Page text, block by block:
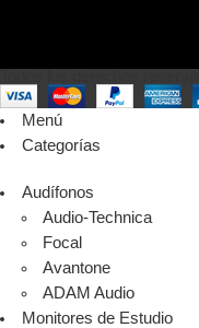
Menú
Categorías
Audífonos
Audio-Technica
Focal
Avantone
ADAM Audio
Monitores de Estudio